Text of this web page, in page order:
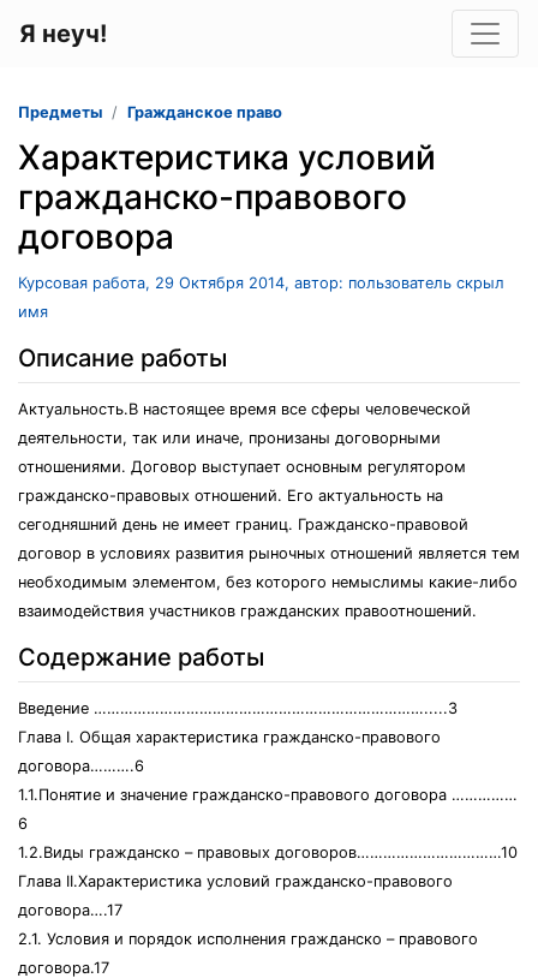
Я неуч!
Предметы Гражданское право
Характеристика условий
гражданско-правового
договора
Курсовая работа, 29 Октября 2014, автор: пользователь скрыл
имя
Описание работы
Актуальность.В настоящее время все сферы человеческой
деятельности, так или иначе, пронизаны договорными
отношениями. Договор выступает основным регулятором
гражданско-правовых отношений. Его актуальность на
сегодняшний день не имеет границ. Гражданско-правовой
договор в условиях развития рыночных отношений является тем
необходимым элементом, без которого немыслимы какие-либо
взаимодействия участников гражданских правоотношений.
Содержание работы
Введение ………………………………………………………………….....3
Глава I. Общая характеристика гражданско-правового
договора……….6
1.1.Понятие и значение гражданско-правового договора ……………
6
1.2.Виды гражданско – правовых договоров……………………………10
Глава II.Характеристика условий гражданско-правового
договора….17
2.1. Условия и порядок исполнения гражданско – правового
договора.17